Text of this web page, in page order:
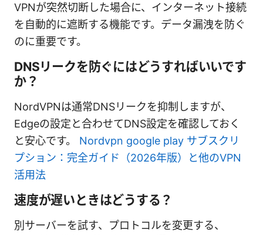
VPNが突然切断した場合に、インターネット接続
を自動的に遮断する機能です。データ漏洩を防ぐ
のに重要です。
DNSリークを防ぐにはどうすればいいです
か？
NordVPNは通常DNSリークを抑制しますが、
Edgeの設定と合わせてDNS設定を確認しておく
と安心です。 Nordvpn google play サブスクリ
プション：完全ガイド（2026年版）と他のVPN
活用法
速度が遅いときはどうする？
別サーバーを試す、プロトコルを変更する、